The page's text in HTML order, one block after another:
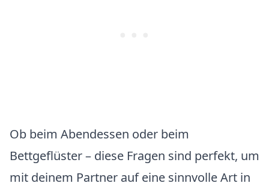
Ob beim Abendessen oder beim
Bettgeflüster – diese Fragen sind perfekt, um
mit deinem Partner auf eine sinnvolle Art in